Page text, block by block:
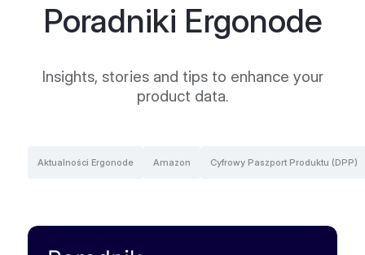
Poradniki Ergonode
Insights, stories and tips to enhance your
product data.
Aktualności Ergonode Amazon Cyfrowy Paszport Produktu (DPP)